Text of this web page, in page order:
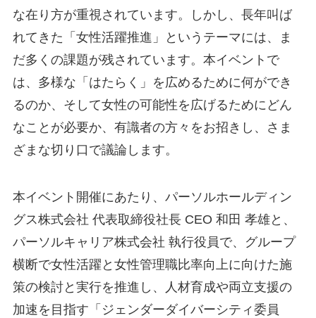
な在り方が重視されています。しかし、長年叫ば
れてきた「女性活躍推進」というテーマには、ま
だ多くの課題が残されています。本イベントで
は、多様な「はたらく」を広めるために何ができ
るのか、そして女性の可能性を広げるためにどん
なことが必要か、有識者の方々をお招きし、さま
ざまな切り口で議論します。
本イベント開催にあたり、パーソルホールディン
グス株式会社 代表取締役社長 CEO 和田 孝雄と、
パーソルキャリア株式会社 執行役員で、グループ
横断で女性活躍と女性管理職比率向上に向けた施
策の検討と実行を推進し、人材育成や両立支援の
加速を目指す「ジェンダーダイバーシティ委員